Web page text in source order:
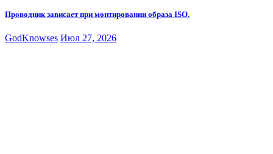
Проводник зависает при монтировании образа ISO.
GodKnowses Июл 27, 2026